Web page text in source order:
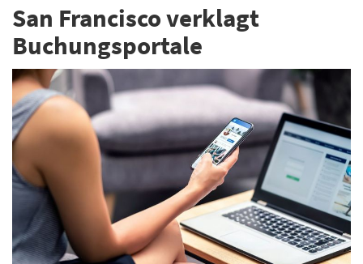
San Francisco verklagt
Buchungsportale